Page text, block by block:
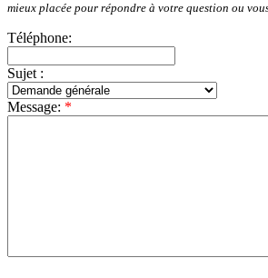
mieux placée pour répondre à votre question ou
Téléphone:
Sujet :
Message: *